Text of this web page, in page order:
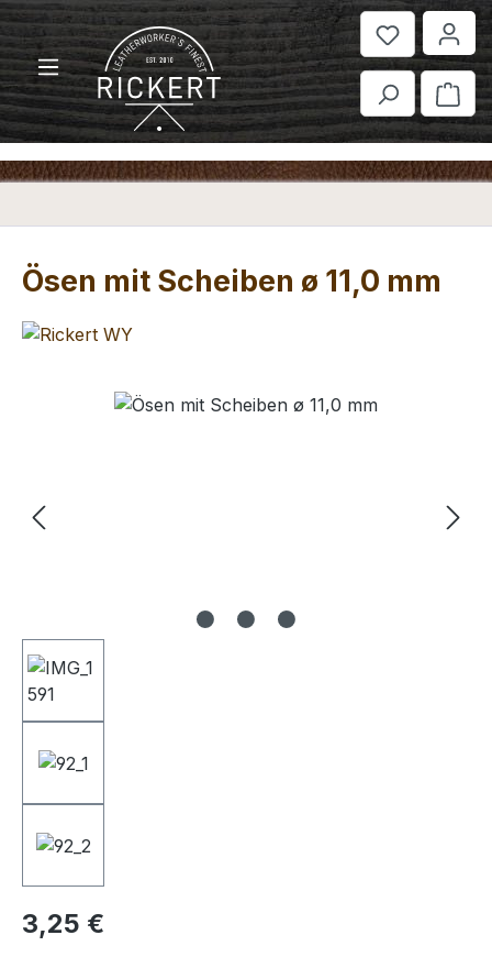
Zum Hauptinhalt springen
Ösen mit Scheiben ø 11,0 mm
Bildergalerie überspringen
Regulärer Preis:
3,25 €